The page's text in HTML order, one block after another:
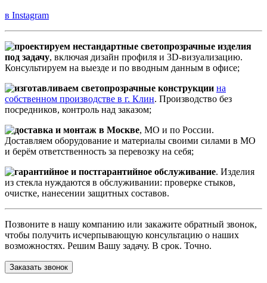
в Instagram
проектируем нестандартные светопрозрачные изделия
под задачу, включая дизайн профиля и 3D-визуализацию.
Консультируем на выезде и по вводным данным в офисе;
изготавливаем светопрозрачные конструкции на
собственном производстве в г. Клин. Производство без
посредников, контроль над заказом;
доставка и монтаж в Москве, МО и по России.
Доставляем оборудование и материалы своими силами в МО
и берём ответственность за перевозку на себя;
гарантийное и постгарантийное обслуживание. Изделия
из стекла нуждаются в обслуживании: проверке стыков,
очистке, нанесении защитных составов.
Позвоните в нашу компанию или закажите обратный звонок,
чтобы получить исчерпывающую консультацию о наших
возможностях. Решим Вашу задачу. В срок. Точно.
Заказать звонок